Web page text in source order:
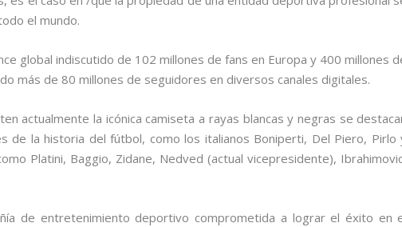
el mundo.
global indiscutido de 102 millones de fans en Europa y 400 millones
más de 80 millones de seguidores en diversos canales digitales.
actualmente la icónica camiseta a rayas blancas y negras se
de la historia del fútbol, como los italianos Boniperti, Del Piero, Pirlo
Platini, Baggio, Zidane, Nedved (actual vicepresidente),
de entretenimiento deportivo comprometida a lograr el éxito en